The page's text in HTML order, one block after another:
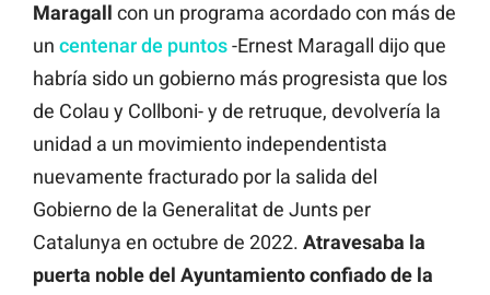
Maragall con un programa acordado con más de
un centenar de puntos-Ernest Maragall dijo que
habría sido un gobierno más progresista que los
de Colau y Collboni- y de retruque, devolvería la
unidad a un movimiento independentista
nuevamente fracturado por la salida del
Gobierno de la Generalitat de Junts per
Catalunya en octubre de 2022. Atravesaba la
puerta noble del Ayuntamiento confiado de la